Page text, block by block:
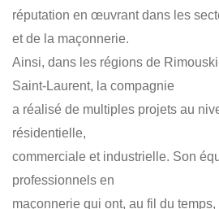
INDUSTRIEL
réputation en œuvrant dans les
et de la maçonnerie.
Ainsi, dans les régions de
Saint-Laurent, la compagnie
a réalisé de multiples projets au
résidentielle,
commerciale et industrielle. Son
professionnels en
maçonnerie qui ont, au fil du